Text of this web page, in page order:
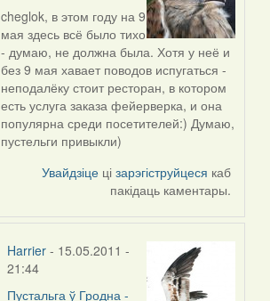
In
reply
to
by
Harrier
cheglok, в этом году на 9
мая здесь всё было тихо
- думаю, не должна была. Хотя у неё и
без 9 мая хавает поводов испугаться -
неподалёку стоит ресторан, в котором
есть услуга заказа фейерверка, и она
популярна среди посетителей:) Думаю,
пустельги привыкли)
Увайдзіце цізарэгіструйцеся каб
пакідаць каментары.
Harrier - 15.05.2011 -
21:44
Пустальга ў Гродна -